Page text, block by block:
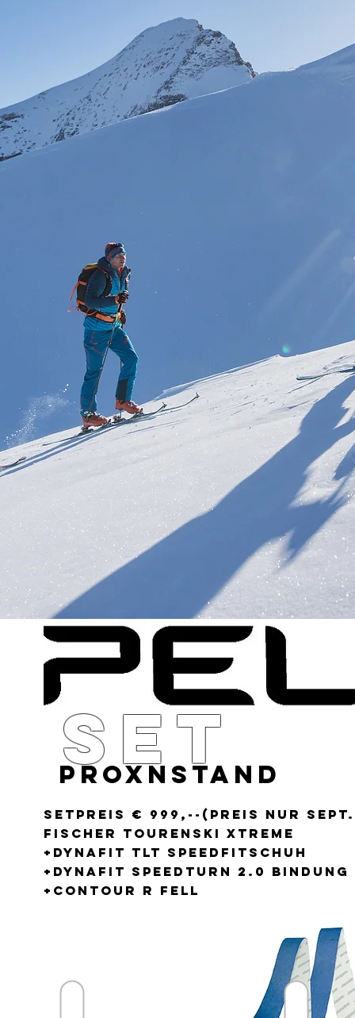
Setpreis € 999,--(Preis nur
FISCHER tourenski xTreme
+DYNAFIT TLT SPEEDFITschuh
+dynafit speedturn 2.0 bindung
+CONTOUR R Fell